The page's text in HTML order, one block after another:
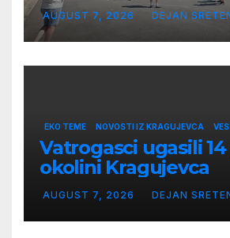
AUGUST 7, 2026 DEJAN
EKO TEME NOVOSTI IZ KRAGUJEVCA
Vatrogasci ugasili
okolini Kragujevca
AUGUST 7, 2026 DEJAN